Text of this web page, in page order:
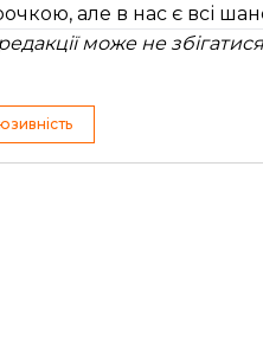
але в нас є всі
може не